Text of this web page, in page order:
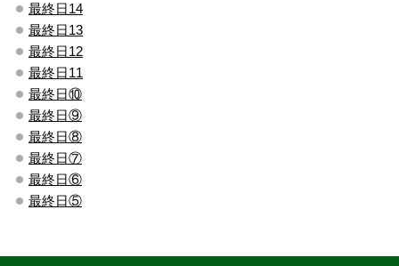
最終日14
最終日13
最終日12
最終日11
最終日⑩
最終日⑨
最終日⑧
最終日⑦
最終日⑥
最終日⑤